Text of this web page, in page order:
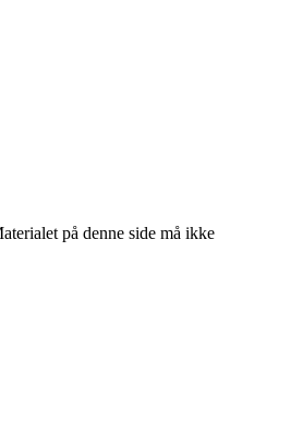
på denne side må ikke